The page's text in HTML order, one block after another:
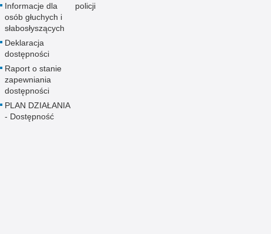
Informacje dla
osób głuchych i
słabosłyszących
Deklaracja
dostępności
Raport o stanie
zapewniania
dostępności
PLAN DZIAŁANIA
- Dostępność
policji